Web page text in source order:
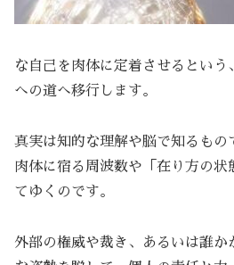
な自己を肉体に定着させるとい
への道へ移行します。
真実は知的な理解や脳で知るもの
肉体に宿る周波数や「在り方の状
てゆくのです。
外部の権威や裁き、あるいは誰か